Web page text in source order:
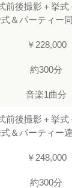
前後撮影＋挙
式＆パーティー
￥228,000
約300分
音楽1曲分
前後撮影＋挙
式＆パーティー
￥248,000
約300分